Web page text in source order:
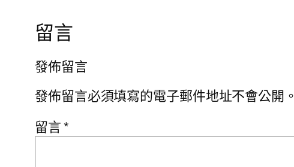
留言
發佈留言
發佈留言必須填寫的電子郵件地址不會公開。
留言*